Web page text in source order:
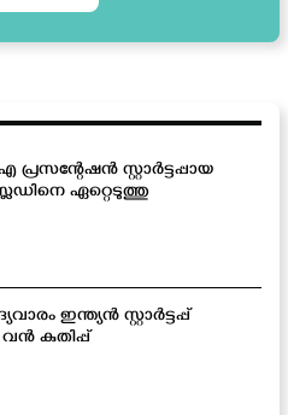
സ്റ്റാർട്ടപ്പായ
ഏറ്റെടുത്തു
ഇന്ത്യൻ സ്റ്റാർട്ടപ്പ്
വൻ കുതിപ്പ്